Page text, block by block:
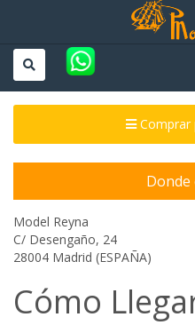
Comprar
Donde
Model Reyna
C/ Desengaño, 24
28004 Madrid (ESPAÑA)
Cómo